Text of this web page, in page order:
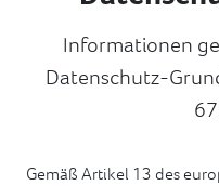
Informationen
Datenschutz-
Gemäß Artikel 13 des